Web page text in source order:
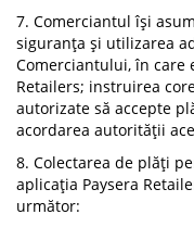
7. Comerciantul își
siguranța și utilizarea
Comerciantului, în care
Retailers; instruirea
autorizate să accepte
acordarea autorității
8. Colectarea de plăți
aplicaţia Paysera
următor: